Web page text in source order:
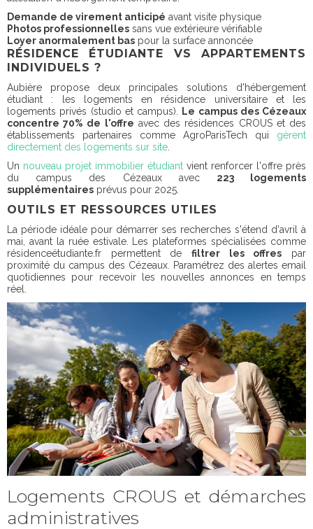
Demande de virement anticipé avant visite physique
Photos professionnelles sans vue extérieure vérifiable
Loyer anormalement bas pour la surface annoncée
RÉSIDENCE ÉTUDIANTE VS APPARTEMENTS
INDIVIDUELS ?
Aubière propose deux principales solutions d'hébergement
étudiant : les logements en résidence universitaire et les
logements privés (studio et campus).
Le campus des Cézeaux
concentre 70% de l'offre avec des résidences CROUS et des
établissements partenaires comme AgroParisTech qui gèrent
directement des logements sur site
Un nouveau projet immobilier étudiant vient renforcer l'offre près
du campus des Cézeaux avec 223 logements
supplémentaires prévus pour 2025.
OUTILS ET RESSOURCES UTILES
La période idéale pour démarrer ses recherches s'étend d'avril à
mai, avant la ruée estivale. Les plateformes spécialisées comme
résidenceétudiante.fr permettent de filtrer les offres par
proximité du campus des Cézeaux. Paramétrez des alertes email
quotidiennes pour recevoir les nouvelles annonces en temps
réel.
Logements CROUS et démarches
administratives